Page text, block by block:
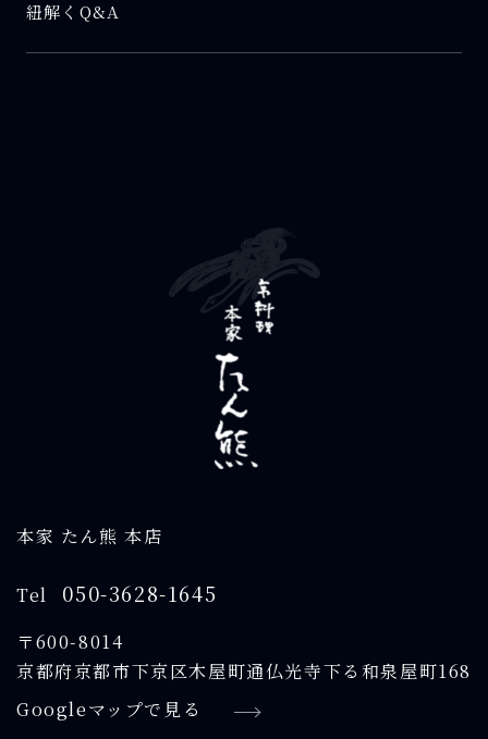
紐解くQ&A
本家 たん熊 本店
Tel 050-3628-1645
〒600-8014
京都府京都市下京区木屋町通仏光寺下る和泉屋町168
Googleマップで見る